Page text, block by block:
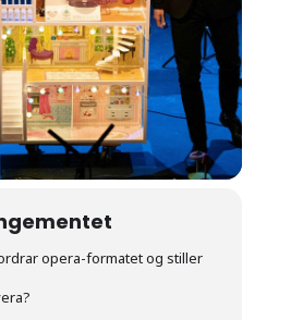
opera-formatet og stiller